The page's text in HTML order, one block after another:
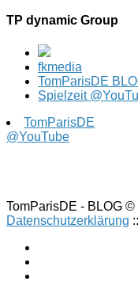
TP dynamic Group
fkmedia
TomParisDE
Spielzeit
TomParisDE
@YouTube
TomParisDE - BLOG
Datenschutzerklärung ::